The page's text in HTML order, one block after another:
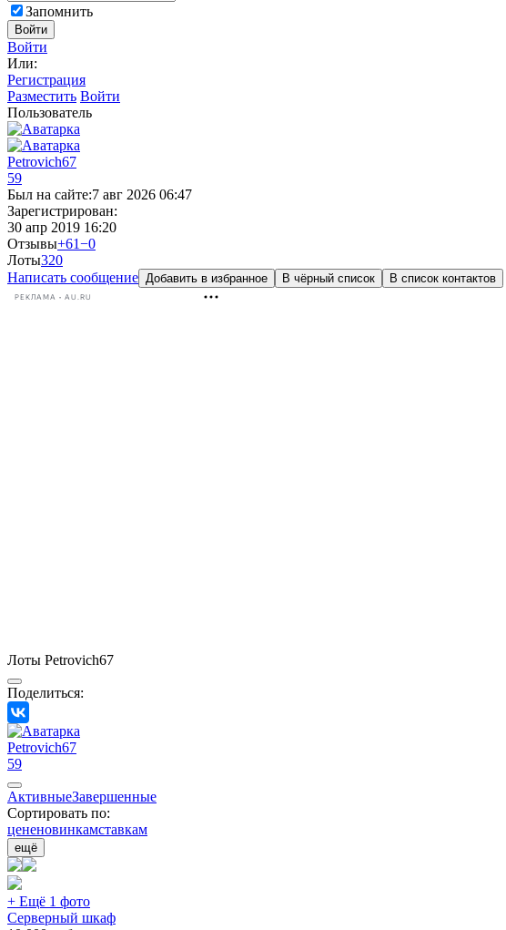
Запомнить
Войти
Войти
Или:
Регистрация
Разместить Войти
Пользователь
Petrovich67
59
Был на сайте:7 авг 2026 06:47
Зарегистрирован:
30 апр 2019 16:20
Отзывы+61−0
Лоты320
Написать сообщение Добавить в избранное В чёрный список В список контактов
РЕКЛАМА • AU.RU
Лоты Petrovich67
Поделиться:
Petrovich67
59
АктивныеЗавершенные
Сортировать по:
цененовинкамставкам
ещё
+ Ещё 1 фото
Серверный шкаф